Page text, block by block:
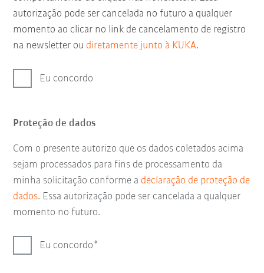
autorização pode ser cancelada no futuro a qualquer
momento ao clicar no link de cancelamento de registro
na newsletter ou diretamente junto à KUKA.
Eu concordo
Proteção de dados
Com o presente autorizo que os dados coletados acima
sejam processados para fins de processamento da
minha solicitação conforme a declaração de proteção de
dados. Essa autorização pode ser cancelada a qualquer
momento no futuro.
Eu concordo